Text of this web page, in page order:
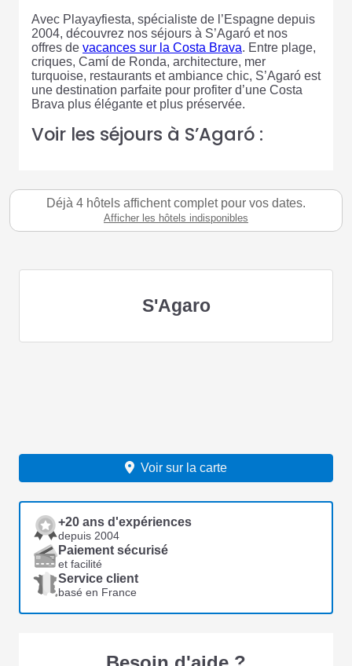
Avec Playayfiesta, spécialiste de l’Espagne depuis
2004, découvrez nos séjours à S’Agaró et nos
offres de vacances sur la Costa Brava. Entre plage,
criques, Camí de Ronda, architecture, mer
turquoise, restaurants et ambiance chic, S’Agaró est
une destination parfaite pour profiter d’une Costa
Brava plus élégante et plus préservée.
Voir les séjours à S’Agaró :
Déjà 4 hôtels affichent complet pour vos dates.
Afficher les hôtels indisponibles
S'Agaro
Voir sur la carte
+20 ans d'expériences
depuis 2004
Paiement sécurisé
et facilité
Service client
basé en France